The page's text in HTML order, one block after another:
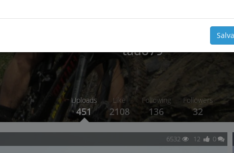
tado79
Uploads
451
Like
2108
Following
136
Followers
32
6532 12 0